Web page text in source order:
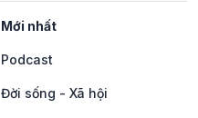
Mới nhất
Podcast
Đời sống - Xã hội